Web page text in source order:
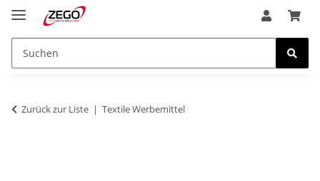
Zurück zur Liste Textile Werbemittel